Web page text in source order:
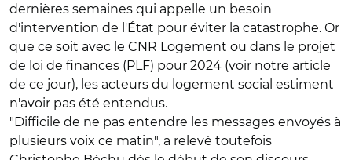
dernières semaines qui appelle un besoin
d'intervention de l'État pour éviter la catastrophe. Or
que ce soit avec le CNR Logement ou dans le projet
de loi de finances (PLF) pour 2024 (voir notre article
de ce jour), les acteurs du logement social estiment
n'avoir pas été entendus.
"Difficile de ne pas entendre les messages envoyés à
plusieurs voix ce matin", a relevé toutefois